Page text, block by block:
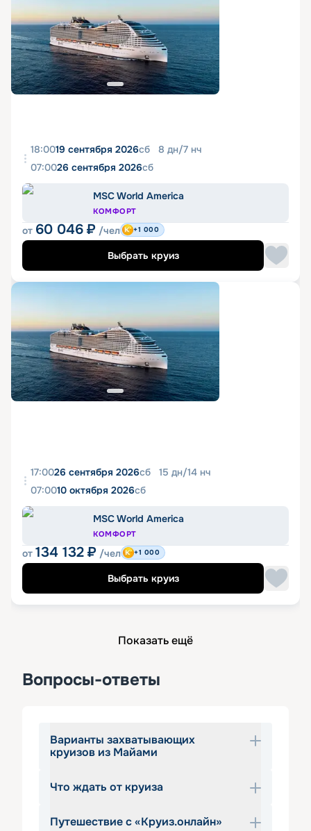
18:0019 сентября 2026сб 8 дн/7 нч
07:0026 сентября 2026сб
MSC World America
КОМФОРТ
от 60 046 ₽ /чел +1 000
Выбрать круиз
17:0026 сентября 2026сб 15 дн/14 нч
07:0010 октября 2026сб
MSC World America
КОМФОРТ
от 134 132 ₽ /чел +1 000
Выбрать круиз
Показать ещё
Вопросы-ответы
Варианты захватывающих
круизов из Майами
Кажется, «круиз из Майами» даже
воплотить ее в жизнь? Бирюзовые
Что ждать от круиза
Путешествие с «Круиз.онлайн»